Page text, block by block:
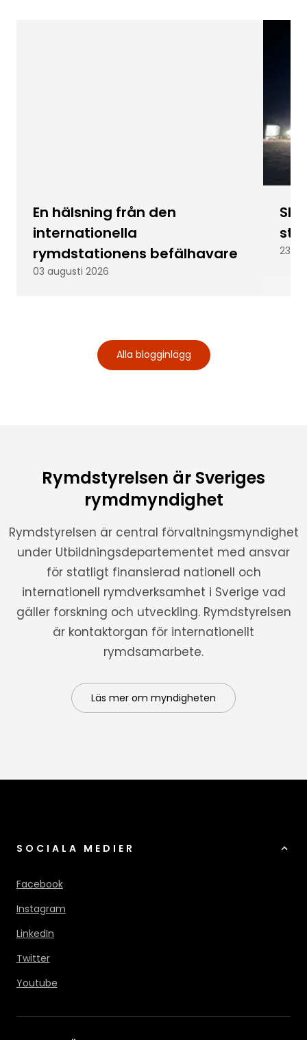
En hälsning från den
internationella
rymdstationens befälhavare
03 augusti 2026
23
Alla blogginlägg
Rymdstyrelsen är Sveriges
rymdmyndighet
Rymdstyrelsen är central förvaltningsmyndighet
under Utbildningsdepartementet med ansvar
för statligt finansierad nationell och
internationell rymdverksamhet i Sverige vad
gäller forskning och utveckling. Rymdstyrelsen
är kontaktorgan för internationellt
rymdsamarbete.
Läs mer om myndigheten
SOCIALA MEDIER
Facebook
Instagram
LinkedIn
Twitter
Youtube